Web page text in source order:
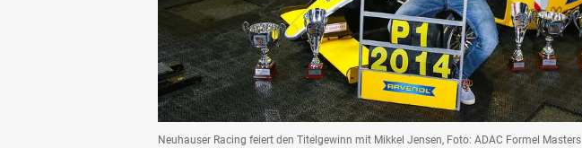
Neuhauser Racing feiert den Titelgewinn mit Mikkel Jensen, Foto: ADAC Formel Masters